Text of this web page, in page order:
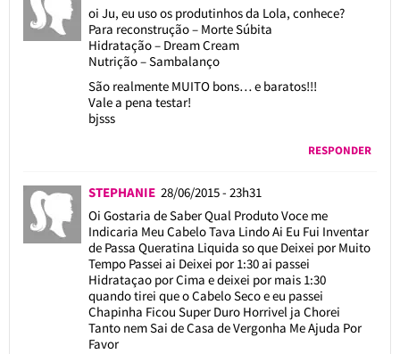
oi Ju, eu uso os produtinhos da Lola, conhece?
Para reconstrução – Morte Súbita
Hidratação – Dream Cream
Nutrição – Sambalanço
São realmente MUITO bons… e baratos!!!
Vale a pena testar!
bjsss
RESPONDER
STEPHANIE 28/06/2015 - 23h31
Oi Gostaria de Saber Qual Produto Voce me
Indicaria Meu Cabelo Tava Lindo Ai Eu Fui Inventar
de Passa Queratina Liquida so que Deixei por Muito
Tempo Passei ai Deixei por 1:30 ai passei
Hidrataçao por Cima e deixei por mais 1:30
quando tirei que o Cabelo Seco e eu passei
Chapinha Ficou Super Duro Horrivel ja Chorei
Tanto nem Sai de Casa de Vergonha Me Ajuda Por
Favor